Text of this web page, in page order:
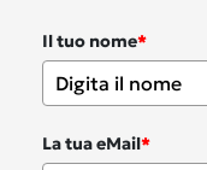
Il tuo nome*
La tua eMail*